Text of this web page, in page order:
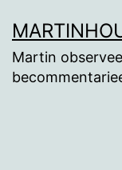
naar
de
Martin